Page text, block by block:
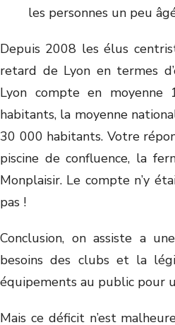
les personnes un peu
Depuis 2008 les élus
retard de Lyon en termes
Lyon compte en
habitants, la moyenne
30 000 habitants. Votre
piscine de confluence, la
Monplaisir. Le compte n’y
pas !
Conclusion, on assiste a
besoins des clubs et la
équipements au public pour
Mais ce déficit n’est